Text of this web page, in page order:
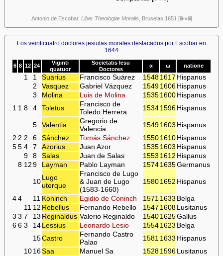
Antonio de Escobar, Liber Theologiæ Moralis , Bruselas 1651 [iii-viii]
Los veinticuatro doctores jesuitas morales destacados por Escobar en
1644
6 8 12 24
Viginti
quatuor
Societatis Iesu
Doctores
α ω natione
1 1 Suarius Francisco Suárez 1548 1617 Hispanus
2
Vasquez Gabriel Vázquez 1549 1606 Hispanus
3
Molina Luis de Molina 1535 1600 Hispanus
1 1 8 4 Toletus
Francisco de
Toledo Herrera
1534 1596 Hispanus
5 Valentia
Gregorio de
Valencia
1549 1603 Hispanus
2 2 2 6 Sánchez Tomás Sánchez 1550 1610 Hispanus
5 5 4 7 Azorius Juan Azor 1535 1603 Hispanus
9
8 Salas Juan de Salas 1553 1612 Hispanus
8 12 9 Layman Pablo Layman 1574 1635Germanus
10
Lugo
uterque
Francisco de Lugo
& Juan de Lugo
(1583-1660)
1580 1652 Hispanus
4 4 11 Koninch Egidio de Coninch 1571 1633 Belga
11 12 Rebellus Fernando Rebello 1547 1608 Lusitanus
3 3 7 13 Reginaldus Valerio Reginaldo 1540 1625Gallus
6 6 3 14 Lessius Leonardo Lesio 1554 1623 Belga
15Castro
Fernando Castro
Palao
1581 1633 Hispanus
10 16Saa Manuel Sa 1528 1596 Lusitanus